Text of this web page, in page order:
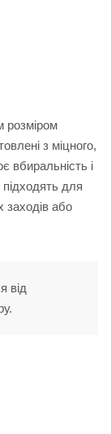
розміром
з міцного,
вбиральність і
підходять для
заходів або
від